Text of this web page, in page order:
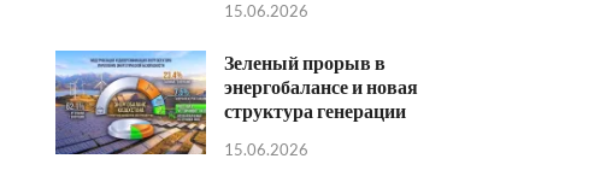
15.06.2026
Зеленый прорыв в
энергобалансе и новая
структура генерации
15.06.2026